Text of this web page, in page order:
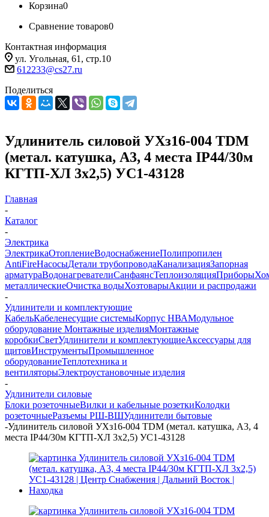
Корзина0
Сравнение товаров0
Контактная информация
ул. Угольная, 61, стр.10
612233@cs27.ru
Поделиться
Удлинитель силовой УХз16-004 TDM
(метал. катушка, А3, 4 места IP44/30м
КГТП-ХЛ 3х2,5) УС1-43128
Главная
-
Каталог
-
Электрика
ЭлектрикаОтоплениеВодоснабжениеПолипропилен
AntiFireНасосыДетали трубопроводаКанализацияЗапорная
арматураВодонагревателиСанфаянсТеплоизоляцияПриборы
металлическиеОчистка водыХозтоварыАкции и распродажи
-
Удлинители и комплектующие
КабельКабеленесущие системыКорпус НВАМодульное
оборудование Монтажные изделияМонтажные
коробкиСветУдлинители и комплектующиеАксессуары для
щитовИнструментыПромышленное
оборудованиеТеплотехника и
вентиляторыЭлектроустановочные изделия
-
Удлинители силовые
Блоки розеточныеВилки и кабельные розеткиКолодки
розеточныеРазъемы РШ-ВШУдлинители бытовые
-Удлинитель силовой УХз16-004 TDM (метал. катушка, А3, 4
места IP44/30м КГТП-ХЛ 3х2,5) УС1-43128